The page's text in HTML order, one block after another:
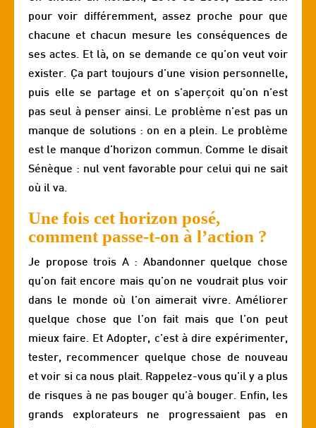
pour voir différemment, assez proche pour que
chacune et chacun mesure les conséquences de
ses actes. Et là, on se demande ce qu’on veut voir
exister. Ça part toujours d’une vision personnelle,
puis elle se partage et on s’aperçoit qu’on n’est
pas seul à penser ainsi. Le problème n’est pas un
manque de solutions : on en a plein. Le problème
est le manque d’horizon commun. Comme le disait
Sénèque : nul vent favorable pour celui qui ne sait
où il va.
Une fois cet horizon posé,
comment passe-t-on à l’action ?
Je propose trois A : Abandonner quelque chose
qu’on fait encore mais qu’on ne voudrait plus voir
dans le monde où l’on aimerait vivre. Améliorer
quelque chose que l’on fait mais que l’on peut
mieux faire. Et Adopter, c’est à dire expérimenter,
tester, recommencer quelque chose de nouveau
et voir si ca nous plait. Rappelez-vous qu’il y a plus
de risques à ne pas bouger qu’à bouger. Enfin, les
grands explorateurs ne progressaient pas en